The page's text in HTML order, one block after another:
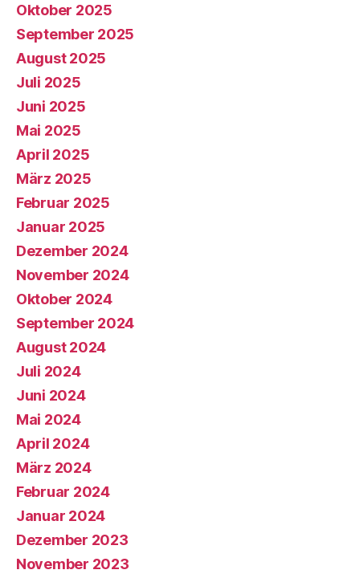
Oktober 2025
September 2025
August 2025
Juli 2025
Juni 2025
Mai 2025
April 2025
März 2025
Februar 2025
Januar 2025
Dezember 2024
November 2024
Oktober 2024
September 2024
August 2024
Juli 2024
Juni 2024
Mai 2024
April 2024
März 2024
Februar 2024
Januar 2024
Dezember 2023
November 2023